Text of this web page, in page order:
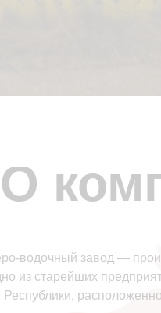
О
водочный завод —
из старейших
Республики,